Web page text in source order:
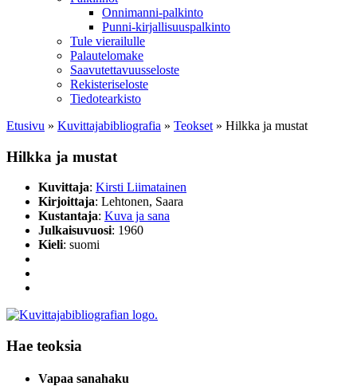
Onnimanni-palkinto
Punni-kirjallisuuspalkinto
Tule vierailulle
Palautelomake
Saavutettavuusseloste
Rekisteriseloste
Tiedotearkisto
Etusivu » Kuvittaja­bibliografia » Teokset » Hilkka ja mustat
Hilkka ja mustat
Kuvittaja: Kirsti Liimatainen
Kirjoittaja: Lehtonen, Saara
Kustantaja: Kuva ja sana
Julkaisuvuosi: 1960
Kieli: suomi
Hae teoksia
Vapaa sanahaku